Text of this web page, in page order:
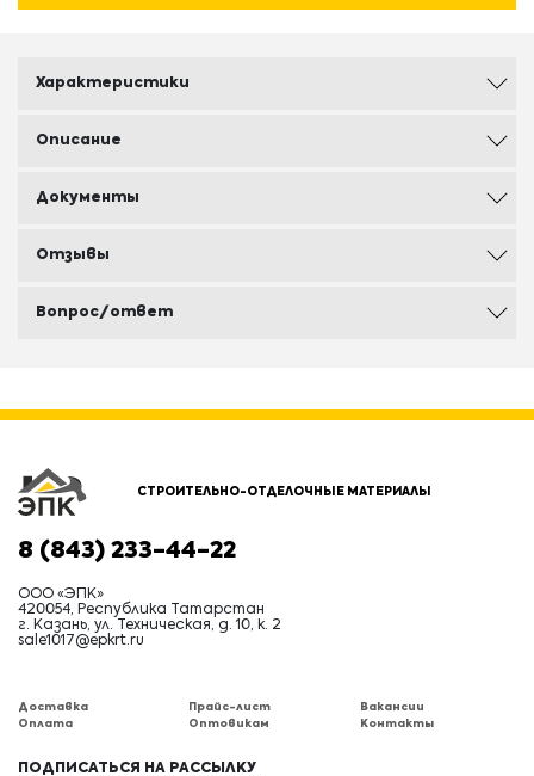
Характеристики
Описание
Документы
Отзывы
Вопрос/ответ
СТРОИТЕЛЬНО-ОТДЕЛОЧНЫЕ МАТЕРИАЛЫ
8 (843) 233-44-22
ООО «ЭПК»
420054, Республика Татарстан
г. Казань, ул. Техническая, д. 10, к. 2
sale1017@epkrt.ru
Доставка
Оплата
Прайс-лист
Оптовикам
Вакансии
Контакты
ПОДПИСАТЬСЯ НА РАССЫЛКУ